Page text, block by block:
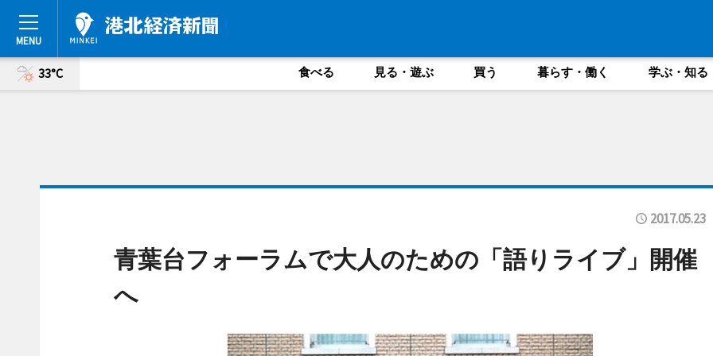
33°C 食べる 見る・遊ぶ 買う 暮らす・働く 学ぶ・知る
2017.05.23
青葉台フォーラムで大人のための「語りライブ」開催
へ